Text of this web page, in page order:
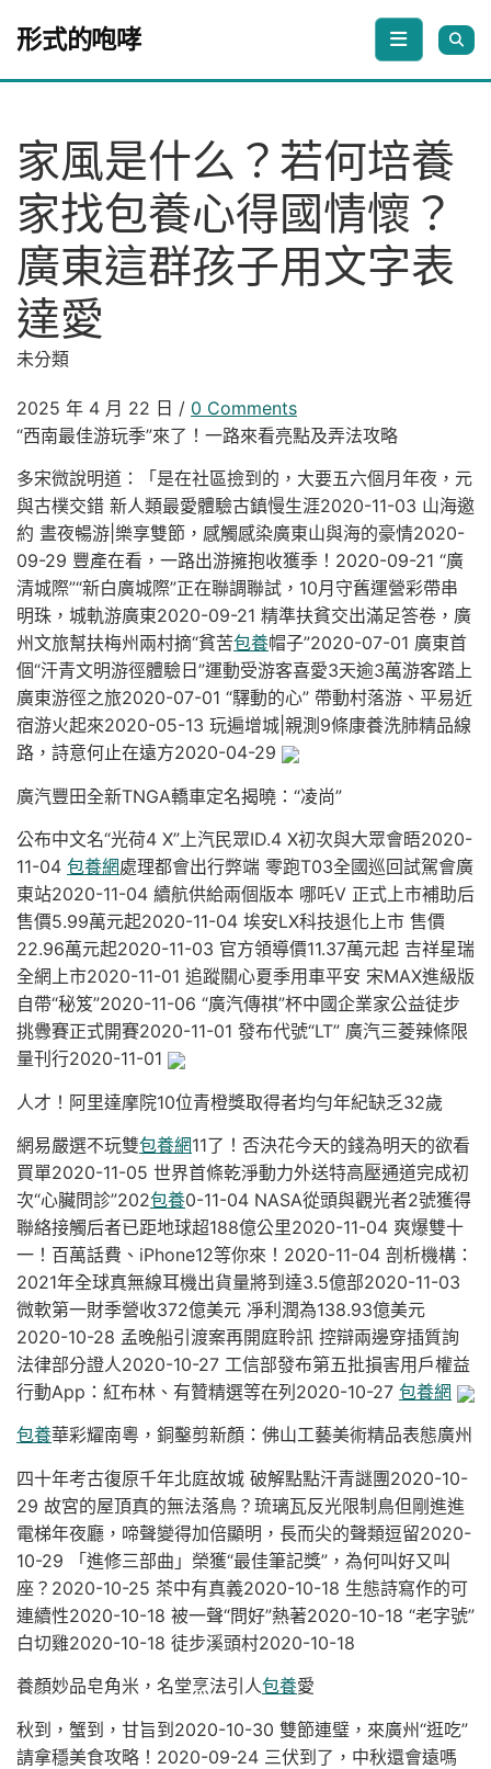
形式的咆哮
家風是什么？若何培養
家找包養心得國情懷？
廣東這群孩子用文字表
達愛
未分類
2025 年 4 月 22 日 / 0 Comments
“西南最佳游玩季”來了！一路來看亮點及弄法攻略
多宋微說明道：「是在社區撿到的，大要五六個月年夜，元
與古樸交錯 新人類最愛體驗古鎮慢生涯2020-11-03 山海邀
約 晝夜暢游|樂享雙節，感觸感染廣東山與海的豪情2020-
09-29 豐產在看，一路出游擁抱收獲季！2020-09-21 “廣
清城際”“新白廣城際”正在聯調聯試，10月守舊運營彩帶串
明珠，城軌游廣東2020-09-21 精準扶貧交出滿足答卷，廣
州文旅幫扶梅州兩村摘“貧苦包養帽子”2020-07-01 廣東首
個“汗青文明游徑體驗日”運動受游客喜愛3天逾3萬游客踏上
廣東游徑之旅2020-07-01 “驛動的心” 帶動村落游、平易近
宿游火起來2020-05-13 玩遍增城|親測9條康養洗肺精品線
路，詩意何止在遠方2020-04-29
廣汽豐田全新TNGA轎車定名揭曉：“凌尚”
公布中文名“光荷4 X”上汽民眾ID.4 X初次與大眾會晤2020-
11-04 包養網處理都會出行弊端 零跑T03全國巡回試駕會廣
東站2020-11-04 續航供給兩個版本 哪吒V 正式上市補助后
售價5.99萬元起2020-11-04 埃安LX科技退化上市 售價
22.96萬元起2020-11-03 官方領導價11.37萬元起 吉祥星瑞
全網上市2020-11-01 追蹤關心夏季用車平安 宋MAX進級版
自帶“秘笈”2020-11-06 “廣汽傳祺”杯中國企業家公益徒步
挑釁賽正式開賽2020-11-01 發布代號“LT” 廣汽三菱辣條限
量刊行2020-11-01
人才！阿里達摩院10位青橙獎取得者均勻年紀缺乏32歲
網易嚴選不玩雙包養網11了！否決花今天的錢為明天的欲看
買單2020-11-05 世界首條乾淨動力外送特高壓通道完成初
次“心臟問診”202包養0-11-04 NASA從頭與觀光者2號獲得
聯絡接觸后者已距地球超188億公里2020-11-04 爽爆雙十
一！百萬話費、iPhone12等你來！2020-11-04 剖析機構：
2021年全球真無線耳機出貨量將到達3.5億部2020-11-03
微軟第一財季營收372億美元 凈利潤為138.93億美元
2020-10-28 孟晚船引渡案再開庭聆訊 控辯兩邊穿插質詢
法律部分證人2020-10-27 工信部發布第五批損害用戶權益
行動App：紅布林、有贊精選等在列2020-10-27 包養網
包養華彩耀南粵，銅鑿剪新顏：佛山工藝美術精品表態廣州
四十年考古復原千年北庭故城 破解點點汗青謎團2020-10-
29 故宮的屋頂真的無法落鳥？琉璃瓦反光限制鳥但剛進進
電梯年夜廳，啼聲變得加倍顯明，長而尖的聲類逗留2020-
10-29 「進修三部曲」榮獲“最佳筆記獎”，為何叫好又叫
座？2020-10-25 茶中有真義2020-10-18 生態詩寫作的可
連續性2020-10-18 被一聲“問好”熱著2020-10-18 “老字號”
白切雞2020-10-18 徒步溪頭村2020-10-18
養顏妙品皂角米，名堂烹法引人包養愛
秋到，蟹到，甘旨到2020-10-30 雙節連璧，來廣州“逛吃”
請拿穩美食攻略！2020-09-24 三伏到了，中秋還會遠嗎